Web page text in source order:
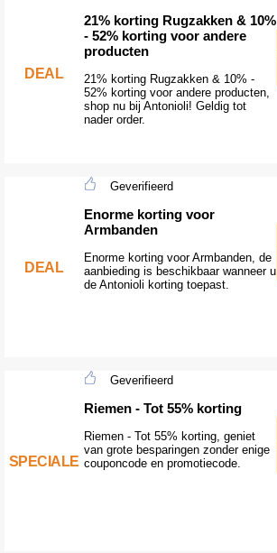
DEAL
21% korting Rugzakken & 10%
- 52% korting voor andere
producten
21% korting Rugzakken & 10% -
52% korting voor andere producten,
shop nu bij Antonioli! Geldig tot
nader order.
DEAL
Geverifieerd
Enorme korting voor
Armbanden
Enorme korting voor Armbanden, de
aanbieding is beschikbaar wanneer u
de Antonioli korting toepast.
SPECIALE
Geverifieerd
Riemen - Tot 55% korting
Riemen - Tot 55% korting, geniet
van grote besparingen zonder enige
couponcode en promotiecode.